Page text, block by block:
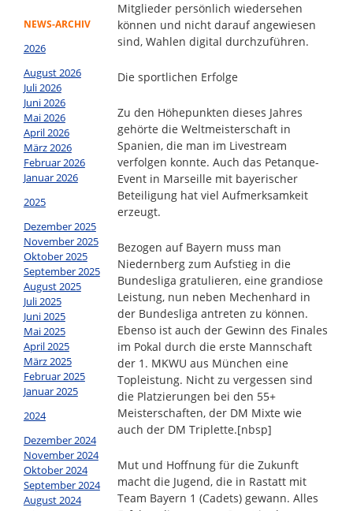
Mitglieder persönlich wiedersehen
können und nicht darauf angewiesen
sind, Wahlen digital durchzuführen.
Die sportlichen Erfolge
Zu den Höhepunkten dieses Jahres
gehörte die Weltmeisterschaft in
Spanien, die man im Livestream
verfolgen konnte. Auch das Petanque-
Event in Marseille mit bayerischer
Beteiligung hat viel Aufmerksamkeit
erzeugt.
Bezogen auf Bayern muss man
Niedernberg zum Aufstieg in die
Bundesliga gratulieren, eine grandiose
Leistung, nun neben Mechenhard in
der Bundesliga antreten zu können.
Ebenso ist auch der Gewinn des Finales
im Pokal durch die erste Mannschaft
der 1. MKWU aus München eine
Topleistung. Nicht zu vergessen sind
die Platzierungen bei den 55+
Meisterschaften, der DM Mixte wie
auch der DM Triplette.[nbsp]
Mut und Hoffnung für die Zukunft
macht die Jugend, die in Rastatt mit
Team Bayern 1 (Cadets) gewann. Alles
NEWS-ARCHIV
2026
August 2026
Juli 2026
Juni 2026
Mai 2026
April 2026
März 2026
Februar 2026
Januar 2026
2025
Dezember 2025
November 2025
Oktober 2025
September 2025
August 2025
Juli 2025
Juni 2025
Mai 2025
April 2025
März 2025
Februar 2025
Januar 2025
2024
Dezember 2024
November 2024
Oktober 2024
September 2024
August 2024